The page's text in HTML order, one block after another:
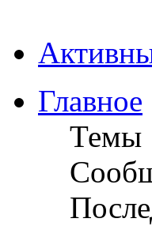
Главное
Темы